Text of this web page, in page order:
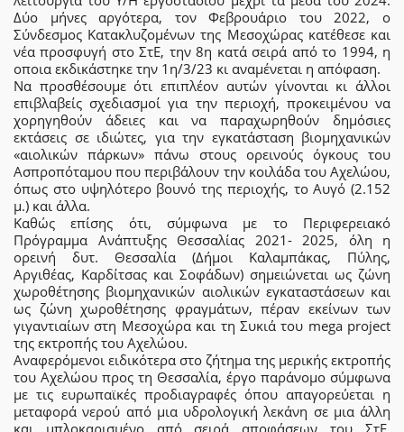
Δύο μήνες αργότερα, τον Φεβρουάριο του 2022, ο
Σύνδεσμος Κατακλυζομένων της Μεσοχώρας κατέθεσε και
νέα προσφυγή στο ΣτΕ, την 8η κατά σειρά από το 1994, η
οποια εκδικάστηκε την 1η/3/23 κι αναμένεται η απόφαση.
Να προσθέσουμε ότι επιπλέον αυτών γίνονται κι άλλοι
επιβλαβείς σχεδιασμοί για την περιοχή, προκειμένου να
χορηγηθούν άδειες και να παραχωρηθούν δημόσιες
εκτάσεις σε ιδιώτες, για την εγκατάσταση βιομηχανικών
«αιολικών πάρκων» πάνω στους ορεινούς όγκους του
Ασπροπόταμου που περιβάλουν την κοιλάδα του Αχελώου,
όπως στο υψηλότερο βουνό της περιοχής, το Αυγό (2.152
μ.) και άλλα.
Καθώς επίσης ότι, σύμφωνα με το Περιφερειακό
Πρόγραμμα Ανάπτυξης Θεσσαλίας 2021- 2025, όλη η
ορεινή δυτ. Θεσσαλία (Δήμοι Καλαμπάκας, Πύλης,
Αργιθέας, Καρδίτσας και Σοφάδων) σημειώνεται ως ζώνη
χωροθέτησης βιομηχανικών αιολικών εγκαταστάσεων και
ως ζώνη χωροθέτησης φραγμάτων, πέραν εκείνων των
γιγαντιαίων στη Μεσοχώρα και τη Συκιά του mega project
της εκτροπής του Αχελώου.
Αναφερόμενοι ειδικότερα στο ζήτηµα της μερικής εκτροπής
του Αχελώου προς τη Θεσσαλία, έργο παράνομο σύμφωνα
με τις ευρωπαϊκές προδιαγραφές όπου απαγορεύεται η
μεταφορά νερού από μια υδρολογική λεκάνη σε μια άλλη
και μπλοκαρισμένο από σειρά αποφάσεων του ΣτΕ,